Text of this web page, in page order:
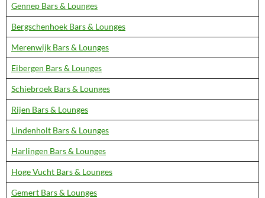
Gennep Bars & Lounges
Bergschenhoek Bars & Lounges
Merenwijk Bars & Lounges
Eibergen Bars & Lounges
Schiebroek Bars & Lounges
Rijen Bars & Lounges
Lindenholt Bars & Lounges
Harlingen Bars & Lounges
Hoge Vucht Bars & Lounges
Gemert Bars & Lounges